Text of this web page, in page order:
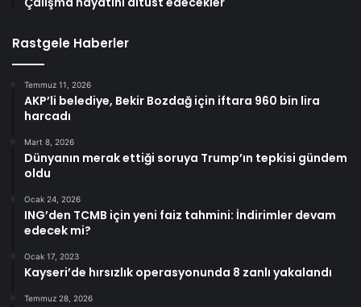
Rastgele Haberler
Temmuz 11, 2026
AKP’li belediye, Bekir Bozdağ için iftara 960 bin lira
harcadı
Mart 8, 2026
Dünyanın merak ettiği soruya Trump’ın tepkisi gündem
oldu
Ocak 24, 2026
ING’den TCMB için yeni faiz tahmini: İndirimler devam
edecek mi?
Ocak 17, 2023
Kayseri’de hırsızlık operasyonunda 8 zanlı yakalandı
Temmuz 28, 2026